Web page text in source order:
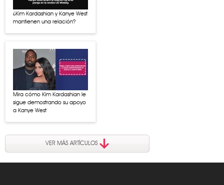
¿Kim Kardashian y Kanye West
mantienen una relación?
Mira cómo Kim Kardashian le
sigue demostrando su apoyo
a Kanye West
VER MÁS ARTÍCULOS